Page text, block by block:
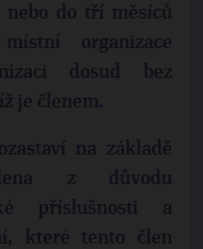
nebo do tří měsíců
organizace
dosud bez
je členem.
na základě
z důvodu
příslušnosti a
které tento člen